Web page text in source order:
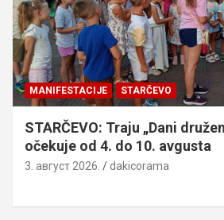
MANIFESTACIJE STARČEVO
STARČEVO: Traju „Dani
očekuje od 4. do 10. avgusta
3. август 2026. dakicorama